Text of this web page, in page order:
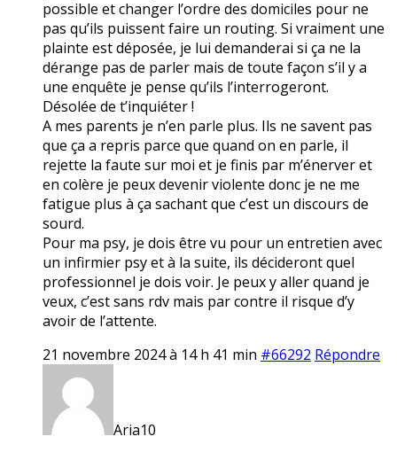
possible et changer l’ordre des domiciles pour ne
pas qu’ils puissent faire un routing. Si vraiment une
plainte est déposée, je lui demanderai si ça ne la
dérange pas de parler mais de toute façon s’il y a
une enquête je pense qu’ils l’interrogeront.
Désolée de t’inquiéter !
A mes parents je n’en parle plus. Ils ne savent pas
que ça a repris parce que quand on en parle, il
rejette la faute sur moi et je finis par m’énerver et
en colère je peux devenir violente donc je ne me
fatigue plus à ça sachant que c’est un discours de
sourd.
Pour ma psy, je dois être vu pour un entretien avec
un infirmier psy et à la suite, ils décideront quel
professionnel je dois voir. Je peux y aller quand je
veux, c’est sans rdv mais par contre il risque d’y
avoir de l’attente.
21 novembre 2024 à 14 h 41 min #66292 Répondre
Aria10